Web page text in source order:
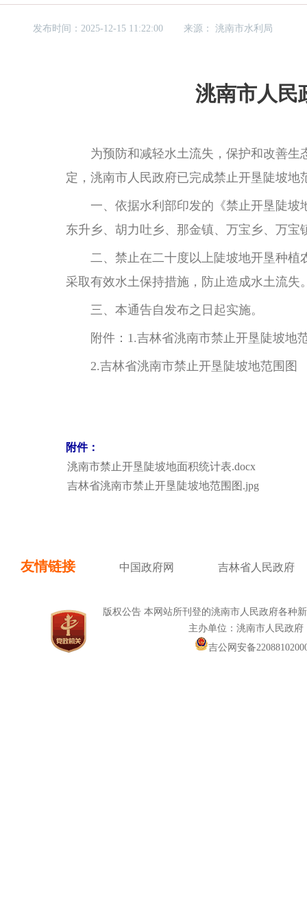
发布时间：2025-12-15 11:22:00 来源：洮南市水利局
洮南市人民
为预防和减轻水土流失，保护和改善生
定，洮南市人民政府已完成禁止开垦陡坡
一、依据水利部印发的《禁止开垦陡坡
东升乡、胡力吐乡、那金镇、万宝乡、万宝
二、禁止在二十度以上陡坡地开垦种植
采取有效水土保持措施，防止造成水土流失
三、本通告自发布之日起实施。
附件：1.吉林省洮南市禁止开垦陡坡地
2.吉林省洮南市禁止开垦陡坡地范围图
附件：
洮南市禁止开垦陡坡地面积统计表.docx
吉林省洮南市禁止开垦陡坡地范围图.jpg
友情链接 中国政府网 吉林省人民政府
版权公告 本网站所刊登的洮南市人民政府各种
主办单位：洮南市人民政
吉公网安备